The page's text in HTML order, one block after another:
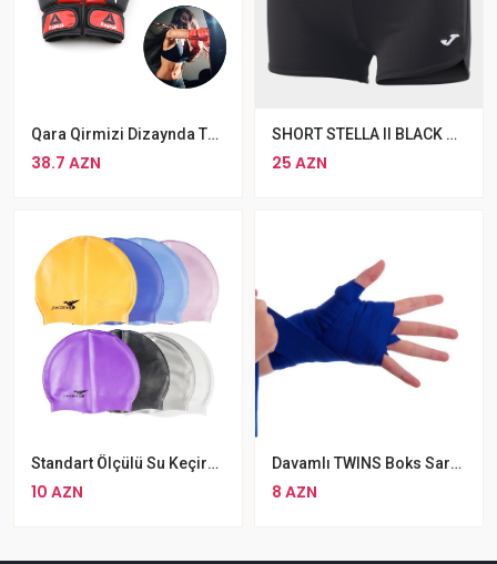
Qara Qirmizi Dizaynda Təkminləşdirilmiş Reebok Boks Əlcəyi
38.7 AZN
SHORT STELLA II BLACK WOMAN
25 AZN
Standart Ölçülü Su Keçirməz Davamlı Silikon Jaguar Üzgüçülük Papağı
10 AZN
Davamlı TWINS Boks Sarğıları 2 X Pambıq TWINS Bint Əl Üçün Qoruyucu Boks Bantları
8 AZN